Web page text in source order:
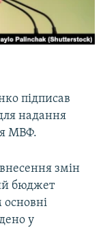
підписав
надання
МВФ.
змін
бюджет
основні
у